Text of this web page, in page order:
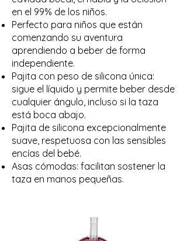
en el 99% de los niños.
Perfecto para niños que están
comenzando su aventura
aprendiendo a beber de forma
independiente.
Pajita con peso de silicona única:
sigue el líquido y permite beber desde
cualquier ángulo, incluso si la taza
está boca abajo.
Pajita de silicona excepcionalmente
suave, respetuosa con las sensibles
encías del bebé.
Asas cómodas: facilitan sostener la
taza en manos pequeñas.